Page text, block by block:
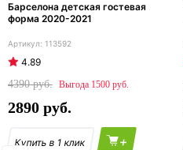
Барселона детская гостевая
форма 2020-2021
113592
4.89
4390
1500
2890
+